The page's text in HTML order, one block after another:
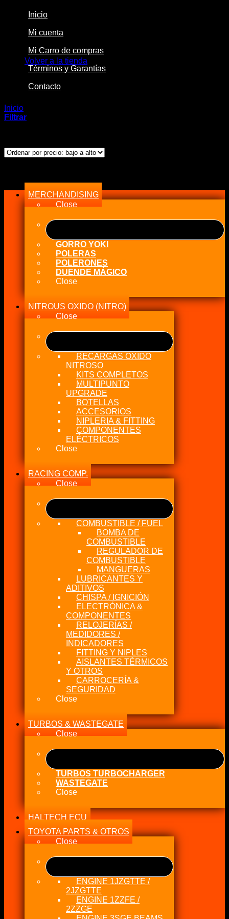
Volver a la tienda
Inicio
Mi cuenta
Mi Carro de compras
Términos y Garantías
Contacto
Inicio
Filtrar
MERCHANDISING
Close
GORRO YOKI
POLERAS
POLERONES
DUENDE MÁGICO
Close
NITROUS OXIDO (NITRO)
Close
RECARGAS OXIDO
NITROSO
KITS COMPLETOS
MULTIPUNTO
UPGRADE
BOTELLAS
ACCESORIOS
NIPLERIA & FITTING
COMPONENTES
ELÉCTRICOS
Close
RACING COMP.
Close
COMBUSTIBLE / FUEL
BOMBA DE
COMBUSTIBLE
REGULADOR DE
COMBUSTIBLE
MANGUERAS
LUBRICANTES Y
ADITIVOS
CHISPA / IGNICIÓN
ELECTRÓNICA &
COMPONENTES
RELOJERÍAS /
MEDIDORES /
INDICADORES
FITTING Y NIPLES
AISLANTES TÉRMICOS
Y OTROS
CARROCERÍA &
SEGURIDAD
Close
TURBOS & WASTEGATE
Close
TURBOS TURBOCHARGER
WASTEGATE
Close
HALTECH ECU
TOYOTA PARTS & OTROS
Close
ENGINE 1JZGTTE /
2JZGTTE
ENGINE 1ZZFE /
2ZZGE